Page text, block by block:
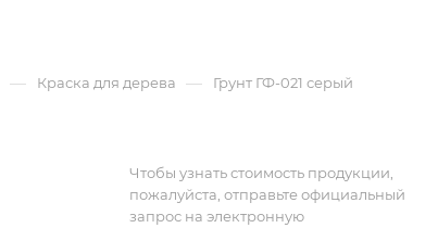
— Краска для дерева — Грунт ГФ-021 серый
Чтобы узнать стоимость продукции,
пожалуйста, отправьте официальный
запрос на электронную